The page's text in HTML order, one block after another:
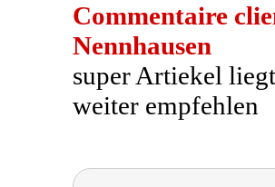
Commentaire
Nennhausen
super Artiekel
weiter empfehlen